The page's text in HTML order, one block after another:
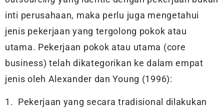
inti perusahaan, maka perlu juga mengetahui
jenis pekerjaan yang tergolong pokok atau
utama. Pekerjaan pokok atau utama (core
business) telah dikategorikan ke dalam empat
jenis oleh Alexander dan Young (1996):
1. Pekerjaan yang secara tradisional dilakukan